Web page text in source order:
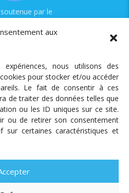
aux
nous utilisons des
pour stocker et/ou accéder
Le fait de consentir à ces
de traiter des données telles que
ou les ID uniques sur ce site.
ou de retirer son consentement
certaines caractéristiques et
soutenue par le
ET GRILLE DES PROGRAMMES
MENTIONS LÉGALES
RÉAL.